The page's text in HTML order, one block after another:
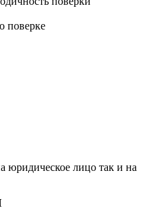
поверке
юридическое лицо так и на